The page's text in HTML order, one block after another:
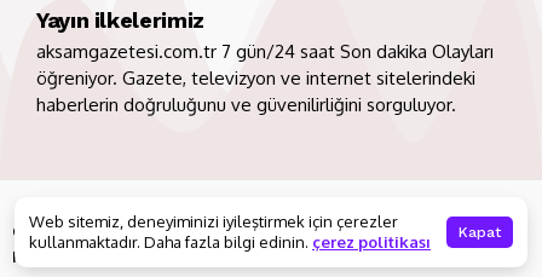
Yayın ilkelerimiz
aksamgazetesi.com.tr 7 gün/24 saat Son dakika Olayları
öğreniyor. Gazete, televizyon ve internet sitelerindeki
haberlerin doğruluğunu ve güvenilirliğini sorguluyor.
Gizlilik Politikası Yayın ilkelerimiz
İçerik Kaldırma
Hakkımızda
Web sitemiz, deneyiminizi iyileştirmek için çerezler
kullanmaktadır. Daha fazla bilgi edinin. çerez politikası Kapat